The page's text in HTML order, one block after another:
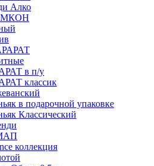
Алко
в п/у
классик
в подарочной упаковке
Классический
коллекция